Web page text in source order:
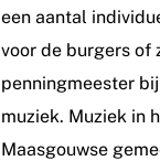
een aantal
voor de burgers of
penningmeester
muziek. Muziek in
Maasgouwse